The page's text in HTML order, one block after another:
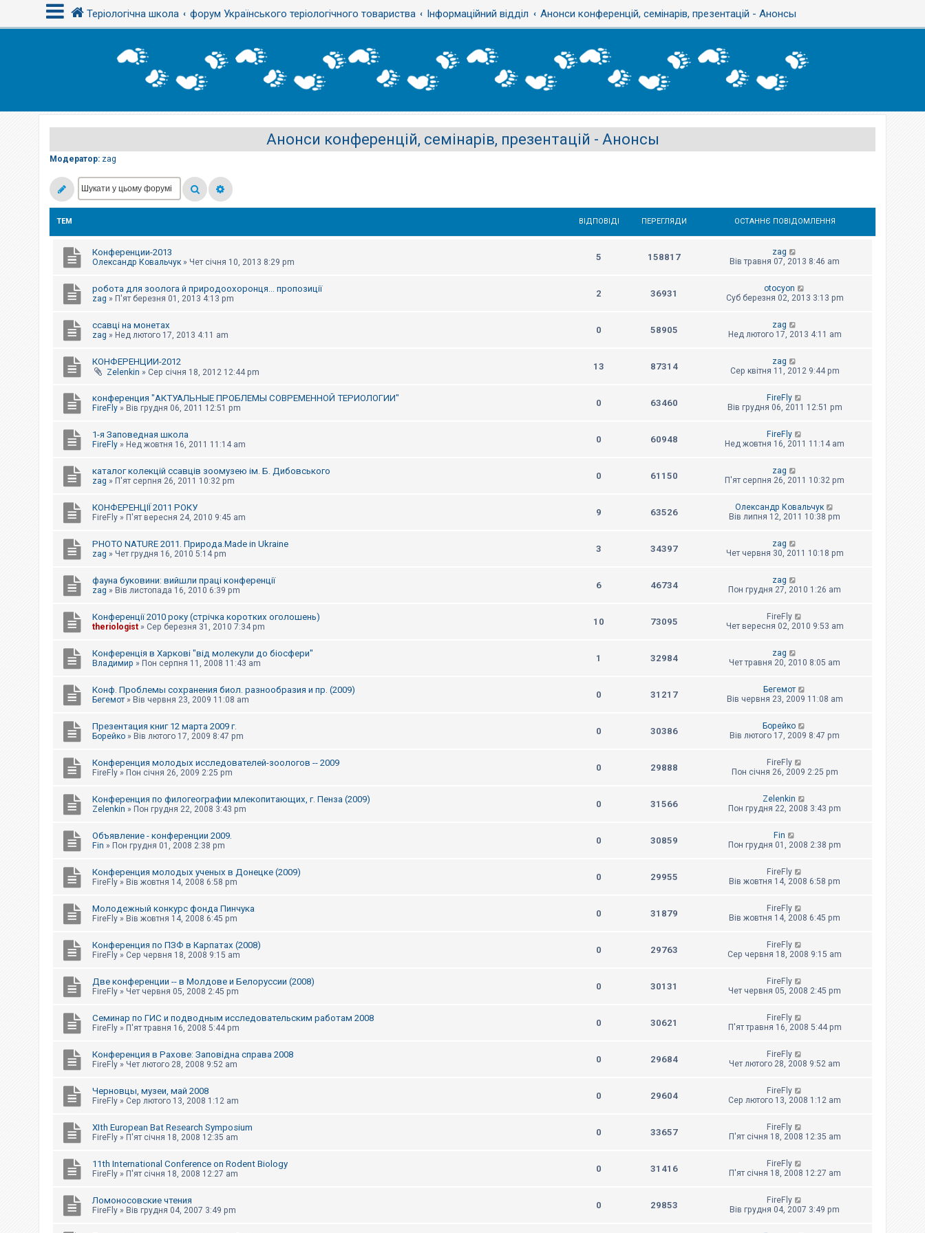
Теріологічна школа форум Українського теріологічного товариства Інформаційний відділ Анонси конференцій, семінарів, презентацій - Анонсы
Анонси конференцій, семінарів, презентацій - Анонсы
Модератор: zag
ТЕМ ВІДПОВІДІ ПЕРЕГЛЯДИ ОСТАННЄ ПОВІДОМЛЕННЯ
Конференции-2013
Олександр Ковальчук » Чет січня 10, 2013 8:29 pm 5 158817
zag
Вів травня 07, 2013 8:46 am
робота для зоолога й природоохоронця... пропозиції
zag » П'ят березня 01, 2013 4:13 pm 2 36931
otocyon
Суб березня 02, 2013 3:13 pm
ссавці на монетах
zag » Нед лютого 17, 2013 4:11 am 0 58905
zag
Нед лютого 17, 2013 4:11 am
КОНФЕРЕНЦИИ-2012
Zelenkin » Сер січня 18, 2012 12:44 pm
13 87314
zag
Сер квітня 11, 2012 9:44 pm
конференция "АКТУАЛЬНЫЕ ПРОБЛЕМЫ СОВРЕМЕННОЙ ТЕРИОЛОГИИ"
FireFly » Вів грудня 06, 2011 12:51 pm 0 63460
FireFly
Вів грудня 06, 2011 12:51 pm
1-я Заповедная школа
FireFly » Нед жовтня 16, 2011 11:14 am 0 60948
FireFly
Нед жовтня 16, 2011 11:14 am
каталог колекцій ссавців зоомузею ім. Б. Дибовського
zag » П'ят серпня 26, 2011 10:32 pm 0 61150
zag
П'ят серпня 26, 2011 10:32 pm
КОНФЕРЕНЦІЇ 2011 РОКУ
FireFly » П'ят вересня 24, 2010 9:45 am 9 63526
Олександр Ковальчук
Вів липня 12, 2011 10:38 pm
PHOTO NATURE 2011. Природа.Made in Ukraine
zag » Чет грудня 16, 2010 5:14 pm 3 34397
zag
Чет червня 30, 2011 10:18 pm
фауна буковини: вийшли праці конференції
zag » Вів листопада 16, 2010 6:39 pm 6 46734
zag
Пон грудня 27, 2010 1:26 am
Конференції 2010 року (стрічка коротких оголошень)
theriologist » Сер березня 31, 2010 7:34 pm 10 73095
FireFly
Чет вересня 02, 2010 9:53 am
Конференція в Харкові "від молекули до біосфери"
Владимир » Пон серпня 11, 2008 11:43 am 1 32984
zag
Чет травня 20, 2010 8:05 am
Конф. Проблемы сохранения биол. разнообразия и пр. (2009)
Бегемот » Вів червня 23, 2009 11:08 am 0 31217
Бегемот
Вів червня 23, 2009 11:08 am
Презентация книг 12 марта 2009 г.
Борейко » Вів лютого 17, 2009 8:47 pm 0 30386
Борейко
Вів лютого 17, 2009 8:47 pm
Конференция молодых исследователей-зоологов -- 2009
FireFly » Пон січня 26, 2009 2:25 pm 0 29888
FireFly
Пон січня 26, 2009 2:25 pm
Конференция по филогеографии млекопитающих, г. Пенза (2009)
Zelenkin » Пон грудня 22, 2008 3:43 pm 0 31566
Zelenkin
Пон грудня 22, 2008 3:43 pm
Объявление - конференции 2009.
Fin » Пон грудня 01, 2008 2:38 pm 0 30859
Fin
Пон грудня 01, 2008 2:38 pm
Конференция молодых ученых в Донецке (2009)
FireFly » Вів жовтня 14, 2008 6:58 pm 0 29955
FireFly
Вів жовтня 14, 2008 6:58 pm
Молодежный конкурс фонда Пинчука
FireFly » Вів жовтня 14, 2008 6:45 pm 0 31879
FireFly
Вів жовтня 14, 2008 6:45 pm
Конференция по ПЗФ в Карпатах (2008)
FireFly » Сер червня 18, 2008 9:15 am 0 29763
FireFly
Сер червня 18, 2008 9:15 am
Две конференции -- в Молдове и Белоруссии (2008)
FireFly » Чет червня 05, 2008 2:45 pm 0 30131
FireFly
Чет червня 05, 2008 2:45 pm
Семинар по ГИС и подводным исследовательским работам 2008
FireFly » П'ят травня 16, 2008 5:44 pm 0 30621
FireFly
П'ят травня 16, 2008 5:44 pm
Конференция в Рахове: Заповідна справа 2008
FireFly » Чет лютого 28, 2008 9:52 am 0 29684
FireFly
Чет лютого 28, 2008 9:52 am
Черновцы, музеи, май 2008
FireFly » Сер лютого 13, 2008 1:12 am 0 29604
FireFly
Сер лютого 13, 2008 1:12 am
XIth European Bat Research Symposium
FireFly » П'ят січня 18, 2008 12:35 am 0 33657
FireFly
П'ят січня 18, 2008 12:35 am
11th International Conference on Rodent Biology
FireFly » П'ят січня 18, 2008 12:27 am 0 31416
FireFly
П'ят січня 18, 2008 12:27 am
Ломоносовские чтения
FireFly » Вів грудня 04, 2007 3:49 pm 0 29853
FireFly
Вів грудня 04, 2007 3:49 pm